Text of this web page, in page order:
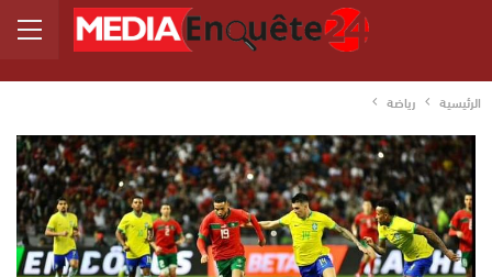
الرئيسية رياضة